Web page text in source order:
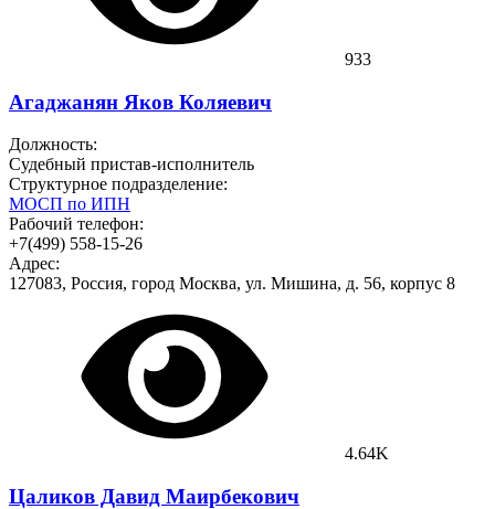
933
Агаджанян Яков Коляевич
Должность:
Судебный пристав-исполнитель
Структурное подразделение:
МОСП по ИПН
Рабочий телефон:
+7(499) 558-15-26
Адрес:
127083, Россия, город Москва, ул. Мишина, д. 56, корпус 8
4.64K
Цаликов Давид Маирбекович